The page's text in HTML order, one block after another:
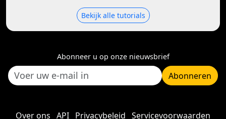
Bekijk alle tutorials
Abonneer u op onze nieuwsbrief
Abonneren
Over ons API Privacybeleid Servicevoorwaarden